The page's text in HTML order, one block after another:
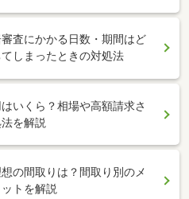
査にかかる日数・期間はど
しまったときの対処法
いくら？相場や高額請求さ
を解説
の間取りは？間取り別のメ
トを解説